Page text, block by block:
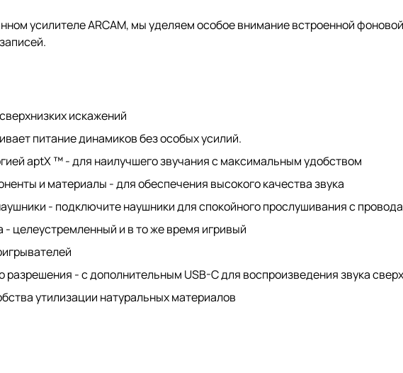
усилителе ARCAM, мы уделяем особое внимание встроенной
искажений
питание динамиков без особых усилий.
aptX ™ - для наилучшего звучания с максимальным удобством
и материалы - для обеспечения высокого качества звука
- подключите наушники для спокойного прослушивания с
целеустремленный и в то же время игривый
- с дополнительным USB-C для воспроизведения звука
утилизации натуральных материалов